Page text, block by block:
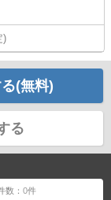
)
(無料)
る
数：0件